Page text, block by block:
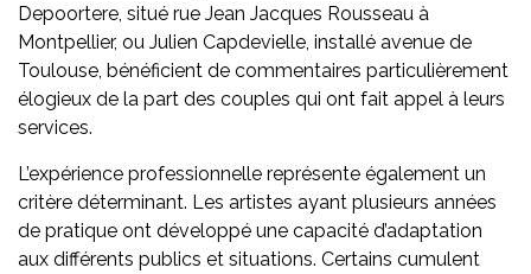
Depoortere, situé rue Jean Jacques Rousseau à
Montpellier, ou Julien Capdevielle, installé avenue de
Toulouse, bénéficient de commentaires particulièrement
élogieux de la part des couples qui ont fait appel à leurs
services.
L’expérience professionnelle représente également un
critère déterminant. Les artistes ayant plusieurs années
de pratique ont développé une capacité d’adaptation
aux différents publics et situations. Certains cumulent